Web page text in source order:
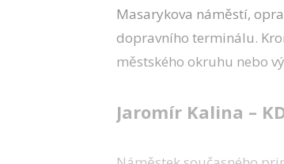
Masarykova náměstí,
dopravního terminálu.
městského okruhu nebo
Jaromír Kalina –